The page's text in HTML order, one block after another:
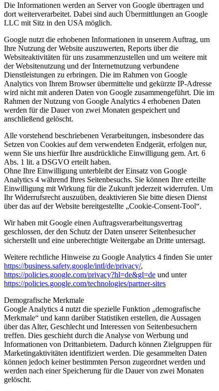
Die Informationen werden an Server von Google übertragen und
dort weiterverarbeitet. Dabei sind auch Übermittlungen an Google
LLC mit Sitz in den USA möglich.
Google nutzt die erhobenen Informationen in unserem Auftrag, um
Ihre Nutzung der Website auszuwerten, Reports über die
Websiteaktivitäten für uns zusammenzustellen und um weitere mit
der Websitenutzung und der Internetnutzung verbundene
Dienstleistungen zu erbringen. Die im Rahmen von Google
Analytics von Ihrem Browser übermittelte und gekürzte IP-Adresse
wird nicht mit anderen Daten von Google zusammengeführt. Die im
Rahmen der Nutzung von Google Analytics 4 erhobenen Daten
werden für die Dauer von zwei Monaten gespeichert und
anschließend gelöscht.
Alle vorstehend beschriebenen Verarbeitungen, insbesondere das
Setzen von Cookies auf dem verwendeten Endgerät, erfolgen nur,
wenn Sie uns hierfür Ihre ausdrückliche Einwilligung gem. Art. 6
Abs. 1 lit. a DSGVO erteilt haben.
Ohne Ihre Einwilligung unterbleibt der Einsatz von Google
Analytics 4 während Ihres Seitenbesuchs. Sie können Ihre erteilte
Einwilligung mit Wirkung für die Zukunft jederzeit widerrufen. Um
Ihr Widerrufsrecht auszuüben, deaktivieren Sie bitte diesen Dienst
über das auf der Website bereitgestellte „Cookie-Consent-Tool“.
Wir haben mit Google einen Auftragsverarbeitungsvertrag
geschlossen, der den Schutz der Daten unserer Seitenbesucher
sicherstellt und eine unberechtigte Weitergabe an Dritte untersagt.
Weitere rechtliche Hinweise zu Google Analytics 4 finden Sie unter
https://business.safety.google/intl/de/privacy/,
https://policies.google.com/privacy?hl=de&gl=de und unter
https://policies.google.com/technologies/partner-sites
Demografische Merkmale
Google Analytics 4 nutzt die spezielle Funktion „demografische
Merkmale“ und kann darüber Statistiken erstellen, die Aussagen
über das Alter, Geschlecht und Interessen von Seitenbesuchern
treffen. Dies geschieht durch die Analyse von Werbung und
Informationen von Drittanbietern. Dadurch können Zielgruppen für
Marketingaktivitäten identifiziert werden. Die gesammelten Daten
können jedoch keiner bestimmten Person zugeordnet werden und
werden nach einer Speicherung für die Dauer von zwei Monaten
gelöscht.